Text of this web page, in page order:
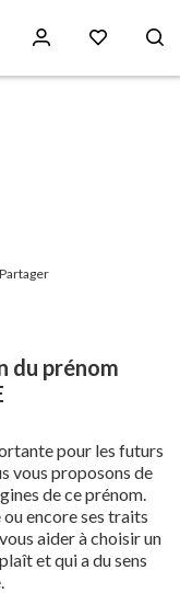
Partager
du prénom
pour les futurs
vous proposons de
de ce prénom.
encore ses traits
aider à choisir un
et qui a du sens